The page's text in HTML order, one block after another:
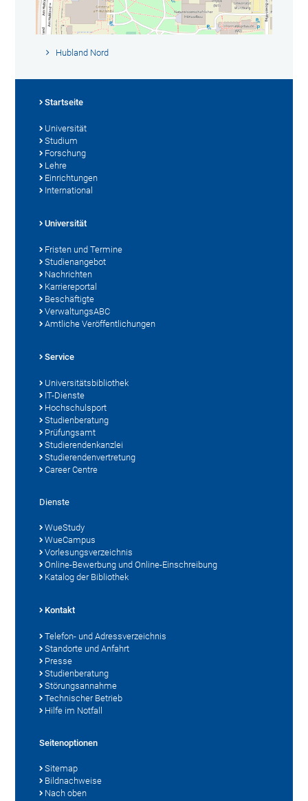
Hubland Nord
Startseite
Universität
Studium
Forschung
Lehre
Einrichtungen
International
Universität
Fristen und Termine
Studienangebot
Nachrichten
Karriereportal
Beschäftigte
VerwaltungsABC
Amtliche Veröffentlichungen
Service
Universitätsbibliothek
IT-Dienste
Hochschulsport
Studienberatung
Prüfungsamt
Studierendenkanzlei
Studierendenvertretung
Career Centre
Dienste
WueStudy
WueCampus
Vorlesungsverzeichnis
Online-Bewerbung und Online-Einschreibung
Katalog der Bibliothek
Kontakt
Telefon- und Adressverzeichnis
Standorte und Anfahrt
Presse
Studienberatung
Störungsannahme
Technischer Betrieb
Hilfe im Notfall
Seitenoptionen
Sitemap
Bildnachweise
Nach oben